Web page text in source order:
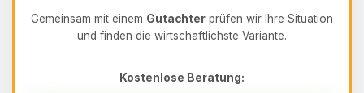
Gemeinsam mit einem Gutachter prüfen wir Ihre Situation
und finden die wirtschaftlichste Variante.
Kostenlose Beratung: